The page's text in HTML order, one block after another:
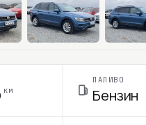
км
ПАЛИВО
Бензин